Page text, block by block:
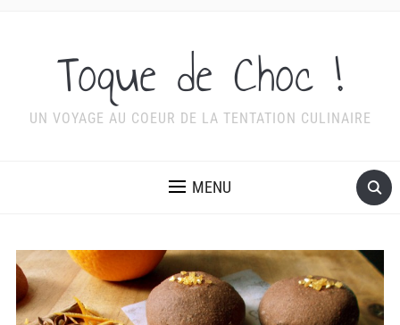
Toque de Choc !
UN VOYAGE AU COEUR DE LA TENTATION CULINAIRE
MENU